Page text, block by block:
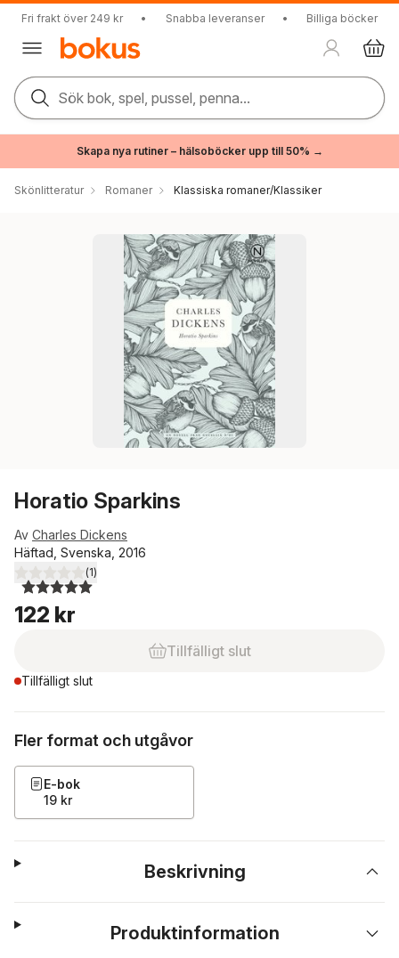
Fri frakt över 249 kr • Snabba leveranser • Billiga böcker
Sök bok, spel, pussel, penna...
Skapa nya rutiner – hälsoböcker upp till 50% →
Skönlitteratur Romaner Klassiska romaner/Klassiker
Horatio Sparkins
Av Charles Dickens
Häftad, Svenska, 2016
5,0utav 5 stjärnor. Totalt antal röster:
(1)
122 kr
Tillfälligt slut
Tillfälligt slut
Fler format och utgåvor
E-bok
19 kr
Beskrivning
Produktinformation